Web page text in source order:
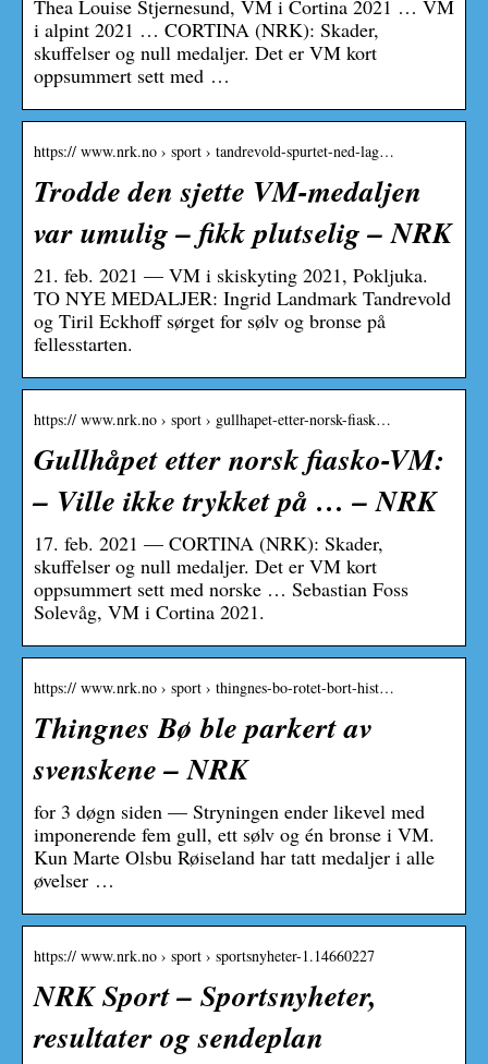
Thea Louise Stjernesund, VM i Cortina 2021 … VM
i alpint 2021 … CORTINA (NRK): Skader,
skuffelser og null medaljer. Det er VM kort
oppsummert sett med …
https:// www.nrk.no › sport › tandrevold-spurtet-ned-lag…
Trodde den sjette VM-medaljen
var umulig – fikk plutselig – NRK
21. feb. 2021 — VM i skiskyting 2021, Pokljuka.
TO NYE MEDALJER: Ingrid Landmark Tandrevold
og Tiril Eckhoff sørget for sølv og bronse på
fellesstarten.
https:// www.nrk.no › sport › gullhapet-etter-norsk-fiask…
Gullhåpet etter norsk fiasko-VM:
– Ville ikke trykket på … – NRK
17. feb. 2021 — CORTINA (NRK): Skader,
skuffelser og null medaljer. Det er VM kort
oppsummert sett med norske … Sebastian Foss
Solevåg, VM i Cortina 2021.
https:// www.nrk.no › sport › thingnes-bo-rotet-bort-hist…
Thingnes Bø ble parkert av
svenskene – NRK
for 3 døgn siden — Stryningen ender likevel med
imponerende fem gull, ett sølv og én bronse i VM.
Kun Marte Olsbu Røiseland har tatt medaljer i alle
øvelser …
https:// www.nrk.no › sport › sportsnyheter-1.14660227
NRK Sport – Sportsnyheter,
resultater og sendeplan